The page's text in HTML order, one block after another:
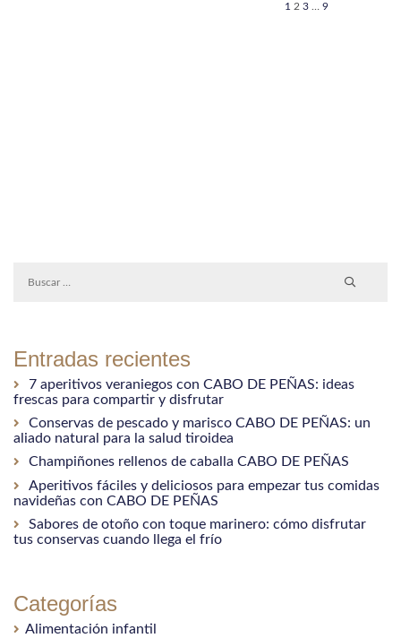
1 2 3 9
Entradas recientes
7 aperitivos veraniegos con CABO DE PEÑAS: ideas
frescas para compartir y disfrutar
Conservas de pescado y marisco CABO DE PEÑAS: un
aliado natural para la salud tiroidea
Champiñones rellenos de caballa CABO DE PEÑAS
Aperitivos fáciles y deliciosos para empezar tus comidas
navideñas con CABO DE PEÑAS
Sabores de otoño con toque marinero: cómo disfrutar
tus conservas cuando llega el frío
Categorías
Alimentación infantil